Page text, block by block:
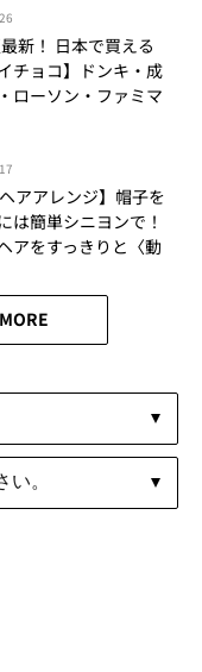
新！ 日本で買える
チョコ】ドンキ・成
ローソン・ファミマ
ヘアアレンジ】帽子を
は簡単シニヨンで！
アをすっきりと〈動